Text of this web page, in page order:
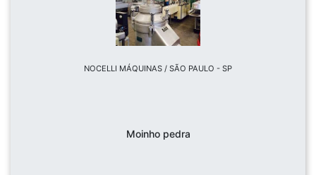
NOCELLI MÁQUINAS / SÃO PAULO - SP
Moinho pedra